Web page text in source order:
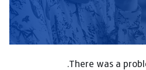
There was a